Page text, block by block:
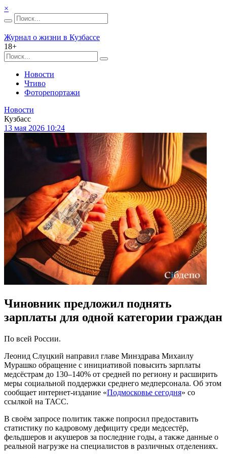
×
Журнал о жизни в Кузбассе
18+
Новости
Чтиво
Фоторепортажи
Новости
Кузбасс
13 мая 2026 10:24
Чиновник предложил поднять
зарплаты для одной категории граждан
По всей России.
Леонид Слуцкий направил главе Минздрава Михаилу
Мурашко обращение с инициативой повысить зарплаты
медсёстрам до 130–140% от средней по региону и расширить
меры социальной поддержки среднего медперсонала. Об этом
сообщает интернет-издание «Подмосковье сегодня» со
ссылкой на ТАСС.
В своём запросе политик также попросил предоставить
статистику по кадровому дефициту среди медсестёр,
фельдшеров и акушеров за последние годы, а также данные о
реальной нагрузке на специалистов в различных отделениях.